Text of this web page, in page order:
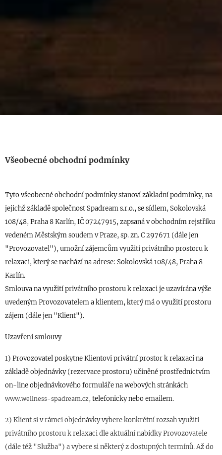
Všeobecné obchodní podmínky
Tyto všeobecné obchodní podmínky stanoví základní podmínky, na
jejichž základě společnostSpadreams.r.o., se sídlem,Sokolovská
108/48, Praha 8 Karlín, IČ 07247915, zapsaná v obchodním rejstříku
vedeném Městským soudem v Praze, sp. zn. C297671 (dále jen
"Provozovatel"), umožní zájemcům využití privátního prostoru k
relaxaci, který se nachází na adrese: Sokolovská 108/48, Praha 8
Karlín.
Smlouva na využití privátního prostoru k relaxaci je uzavírána výše
uvedeným Provozovatelem a klientem, který má o využití prostoru
zájem (dále jen "Klient").
Uzavření smlouvy
1) Provozovatel poskytne Klientovi privátní prostor k relaxaci na
základě objednávky (rezervace prostoru) učiněné prostřednictvím
on-line objednávkového formuláře na webových stránkách
www.wellness-spadream.cz, telefonicky nebo emailem.
2) Klient si v rámci objednávky vybere konkrétní rozsah využití
privátního prostoru k relaxaci dle aktuální nabídky Provozovatele
(dále též "Služba") a vybere si některý z dostupných termínů. Až do